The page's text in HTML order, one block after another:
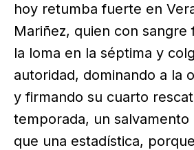
hoy retumba fuerte en
Mariñez, quien con sangre
la loma en la séptima y
autoridad, dominando a la
y firmando su cuarto
temporada, un salvamento
que una estadística,